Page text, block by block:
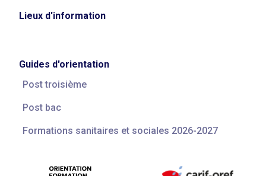
Lieux d'information
Guides d'orientation
Post troisième
Post bac
Formations sanitaires et sociales 2026-2027